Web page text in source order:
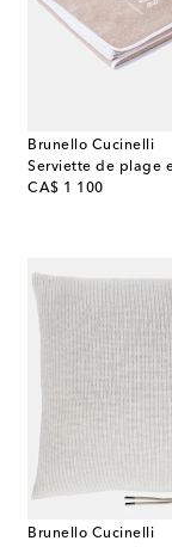
Brunello Cucinelli
CA$ 1 100
original price
Brunello Cucinelli